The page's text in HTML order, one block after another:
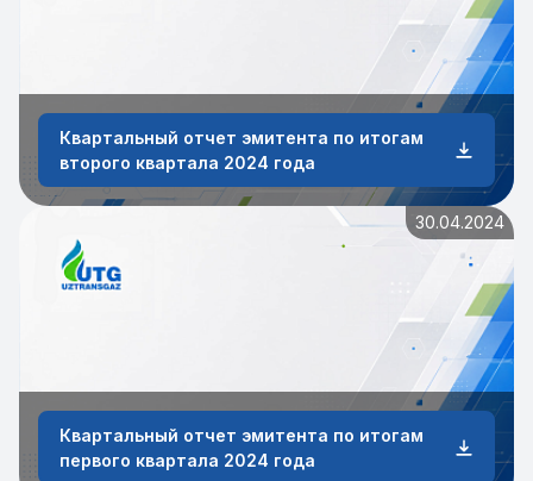
Квартальный отчет эмитента по итогам
второго квартала 2024 года
30.04.2024
Квартальный отчет эмитента по итогам
первого квартала 2024 года